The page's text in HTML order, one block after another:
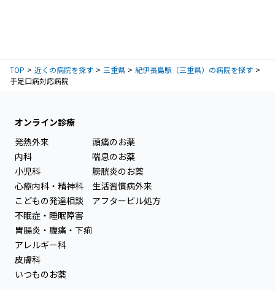
TOP 近くの病院を探す 三重県
紀伊長島駅（三重県）の病院を探す
手足口病対応病院
オンライン診療
発熱外来
内科
小児科
心療内科・精神科
こどもの発達相談
不眠症・睡眠障害
胃腸炎・腹痛・下痢
アレルギー科
皮膚科
いつものお薬
頭痛のお薬
喘息のお薬
膀胱炎のお薬
生活習慣病外来
アフターピル処方